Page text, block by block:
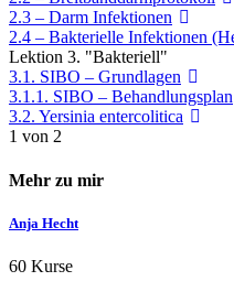
2.3 – Darm Infektionen
2.4 – Bakterielle Infektionen
Lektion 3. "Bakteriell"
3.1. SIBO – Grundlagen
3.1.1. SIBO – Behandlungsplan
3.2. Yersinia entercolitica
1 von 2
Mehr zu mir
Anja Hecht
60 Kurse